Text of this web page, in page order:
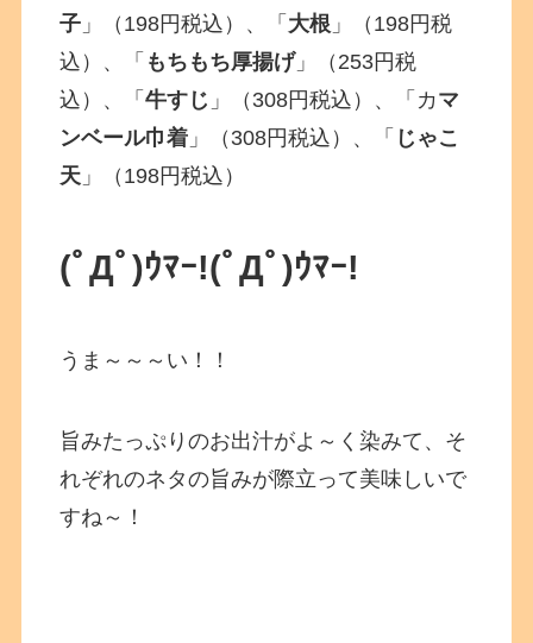
子 」（198円税込）、「 大根 」（198円税
込）、「 もちもち厚揚げ」（253円税
込）、「牛すじ 」（308円税込）、「カマ
ンベール巾着 」（308円税込）、「 じゃこ
天 」（198円税込）
(ﾟДﾟ)ｳﾏｰ!(ﾟДﾟ)ｳﾏｰ!
うま～～～い！！
旨みたっぷりのお出汁がよ～く染みて、そ
れぞれのネタの旨みが際立って美味しいで
すね～！